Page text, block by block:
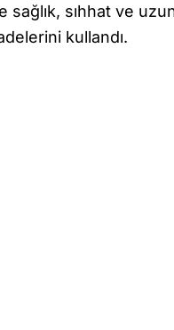
sağlık, sıhhat ve
kullandı.